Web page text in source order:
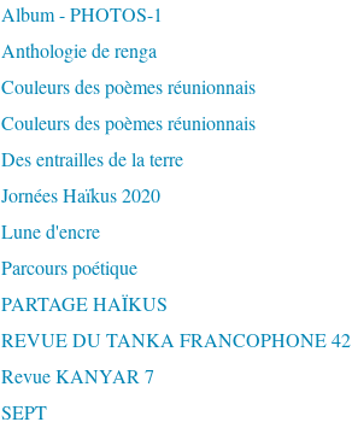
Album - PHOTOS-1
Anthologie de renga
Couleurs des poèmes réunionnais
Couleurs des poèmes réunionnais
Des entrailles de la terre
Jornées Haïkus 2020
Lune d'encre
Parcours poétique
PARTAGE HAÏKUS
REVUE DU TANKA FRANCOPHONE 42
Revue KANYAR 7
SEPT